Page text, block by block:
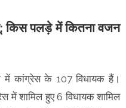
किस पलड़े में कितना वजन
में कांग्रेस के 107 विधायक हैं।
में शामिल हुए 6 विधायक शामिल